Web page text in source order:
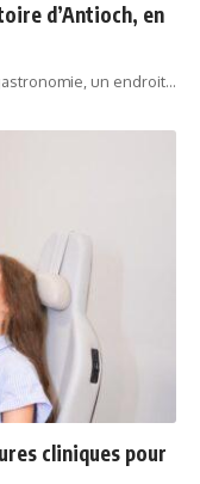
d’Antioch, en
un endroit…
cliniques pour